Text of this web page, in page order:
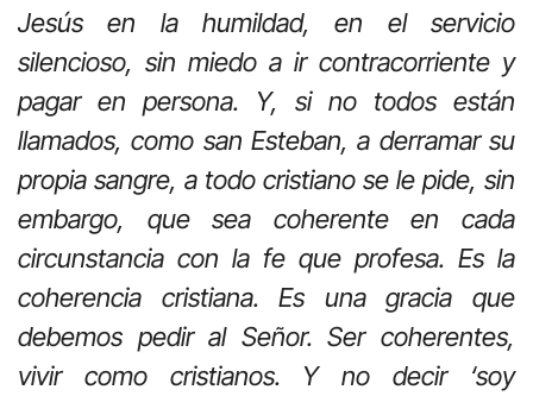
Jesús en la humildad, en el servicio
silencioso, sin miedo a ir contracorriente y
pagar en persona. Y, si no todos están
llamados, como san Esteban, a derramar su
propia sangre, a todo cristiano se le pide, sin
embargo, que sea coherente en cada
circunstancia con la fe que profesa. Es la
coherencia cristiana. Es una gracia que
debemos pedir al Señor. Ser coherentes,
vivir como cristianos. Y no decir ‘soy